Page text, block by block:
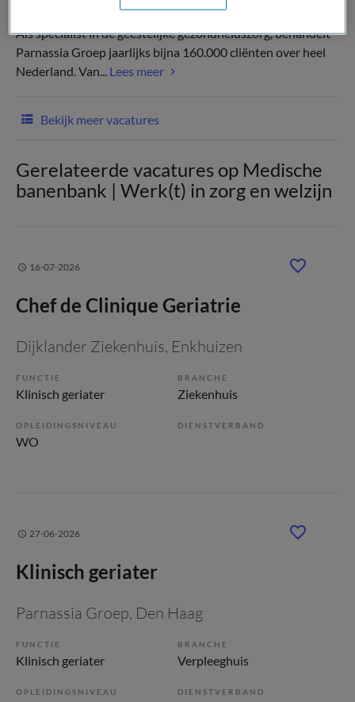
Als specialist in de geestelijke gezondheidszorg, behandelt
Parnassia Groep jaarlijks bijna 160.000 cliënten over heel
Nederland. Van... Lees meer
Bekijk meer vacatures
Gerelateerde vacatures op Medische
banenbank | Werk(t) in zorg en welzijn
16-07-2026
Chef de Clinique Geriatrie
Dijklander Ziekenhuis, Enkhuizen
FUNCTIE
Klinisch geriater
BRANCHE
Ziekenhuis
OPLEIDINGSNIVEAU
WO
DIENSTVERBAND
27-06-2026
Klinisch geriater
Parnassia Groep, Den Haag
FUNCTIE
Klinisch geriater
BRANCHE
Verpleeghuis
OPLEIDINGSNIVEAU DIENSTVERBAND